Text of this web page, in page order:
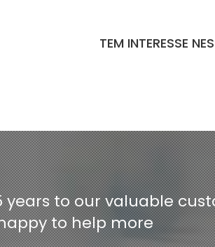
TEM INTERESSE
years to our valuable
to help more